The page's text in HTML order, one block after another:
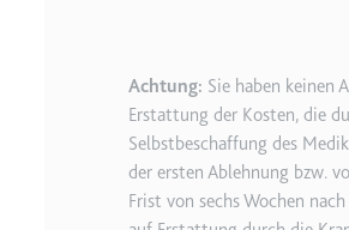
Achtung: Sie haben keinen
Erstattung der Kosten, die
Selbstbeschaffung des
der ersten Ablehnung bzw.
Frist von sechs Wochen